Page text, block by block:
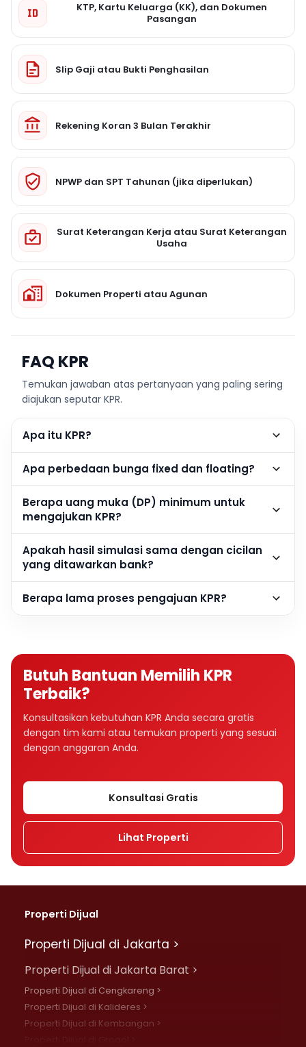
KTP, Kartu Keluarga (KK), dan Dokumen
Pasangan
Slip Gaji atau Bukti Penghasilan
Rekening Koran 3 Bulan Terakhir
NPWP dan SPT Tahunan (jika diperlukan)
Surat Keterangan Kerja atau Surat Keterangan
Usaha
Dokumen Properti atau Agunan
FAQ KPR
Temukan jawaban atas pertanyaan yang paling sering
diajukan seputar KPR.
Apa itu KPR?
Apa perbedaan bunga fixed dan floating?
Berapa uang muka (DP) minimum untuk
mengajukan KPR?
Apakah hasil simulasi sama dengan cicilan
yang ditawarkan bank?
Berapa lama proses pengajuan KPR?
Butuh Bantuan Memilih KPR
Terbaik?
Konsultasikan kebutuhan KPR Anda secara gratis
dengan tim kami atau temukan properti yang sesuai
dengan anggaran Anda.
Konsultasi Gratis
Lihat Properti
Properti Dijual
Properti Dijual di Jakarta >
Properti Dijual di Jakarta Barat >
Properti Dijual di Cengkareng >
Properti Dijual di Kalideres >
Properti Dijual di Kembangan >